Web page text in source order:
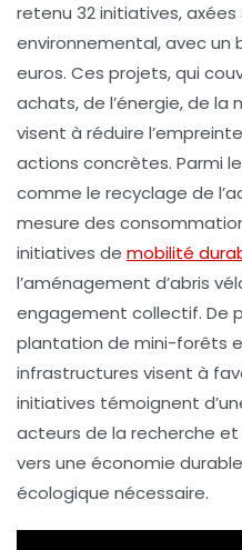
retenu 32 initiatives, axées
environnemental, avec un
euros. Ces projets, qui
achats, de l’énergie, de la
visent à réduire
actions concrètes. Parmi
comme le recyclage de
mesure des
initiatives de mobilité
l’aménagement d’abris
engagement collectif. De
plantation de mini-forêts
infrastructures visent à
initiatives témoignent
acteurs de la recherche et
vers une économie durable
écologique nécessaire.